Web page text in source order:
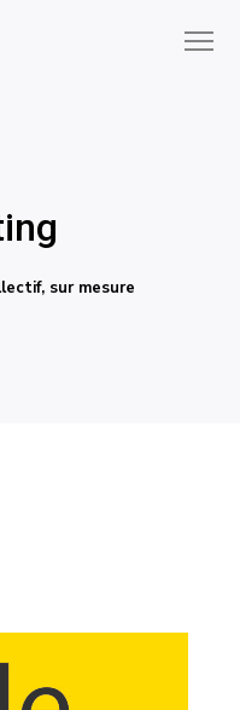
sur mesure